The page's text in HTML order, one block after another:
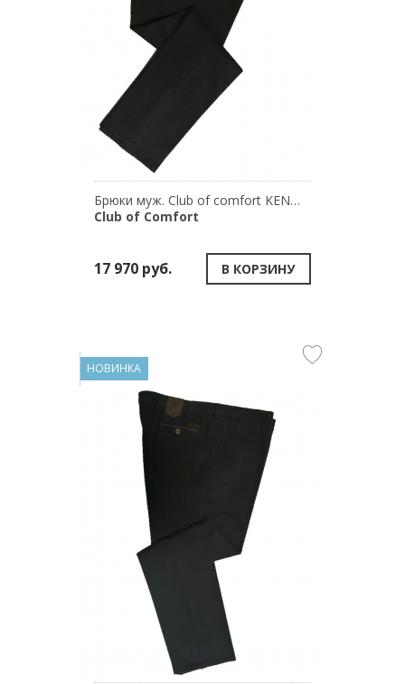
Брюки муж. Club of comfort KENO 6421/2
Club of Comfort
17 970 руб. В КОРЗИНУ
НОВИНКА